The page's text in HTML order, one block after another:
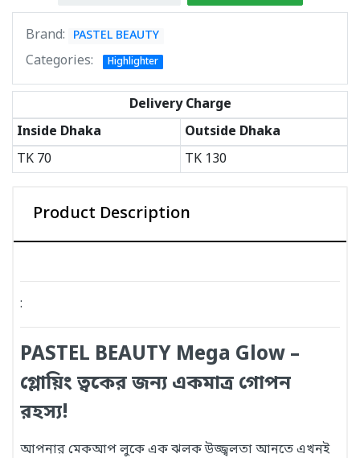
Brand: PASTEL BEAUTY
Categories: Highlighter
Delivery Charge
Inside Dhaka
Outside Dhaka
TK 70 TK 130
Product Description
:
PASTEL BEAUTY Mega Glow –
গ্লোয়িং ত্বকের জন্য একমাত্র গোপন
রহস্য!
আপনার মেকআপ লুকে এক ঝলক উজ্জ্বলতা আনতে এখনই